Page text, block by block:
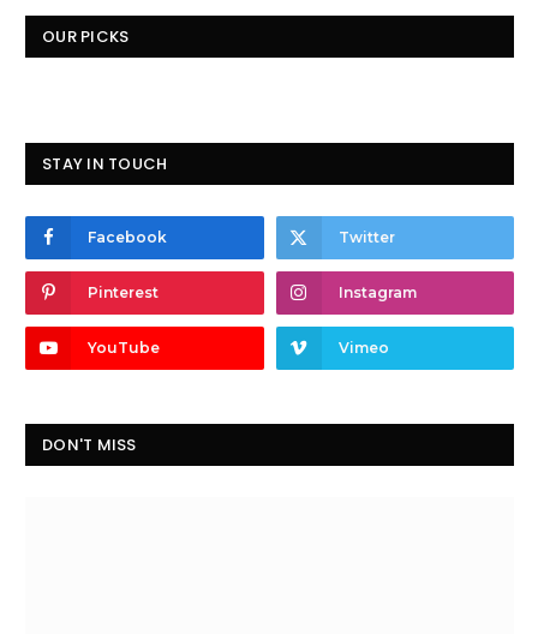
OUR PICKS
STAY IN TOUCH
Facebook Twitter
Pinterest Instagram
YouTube Vimeo
DON'T MISS